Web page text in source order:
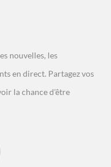
nouvelles, les
en direct. Partagez vos
la chance d'être